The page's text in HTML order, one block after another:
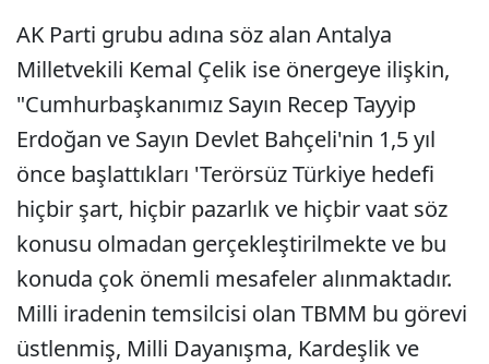
AK Parti grubu adına söz alan Antalya
Milletvekili Kemal Çelik ise önergeye ilişkin,
"Cumhurbaşkanımız Sayın Recep Tayyip
Erdoğan ve Sayın Devlet Bahçeli'nin 1,5 yıl
önce başlattıkları 'Terörsüz Türkiye hedefi
hiçbir şart, hiçbir pazarlık ve hiçbir vaat söz
konusu olmadan gerçekleştirilmekte ve bu
konuda çok önemli mesafeler alınmaktadır.
Milli iradenin temsilcisi olan TBMM bu görevi
üstlenmiş, Milli Dayanışma, Kardeşlik ve